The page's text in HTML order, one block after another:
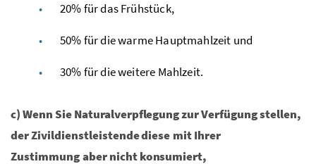
20% für das Frühstück,
50% für die warme Hauptmahlzeit und
30% für die weitere Mahlzeit.
c) Wenn Sie Naturalverpflegung zur Verfügung stellen,
der Zivildienstleistende diese mit Ihrer
Zustimmung aber nicht konsumiert,